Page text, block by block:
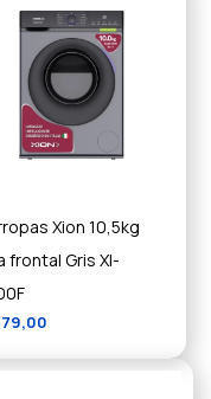
Xion 10,5kg
frontal Gris XI-